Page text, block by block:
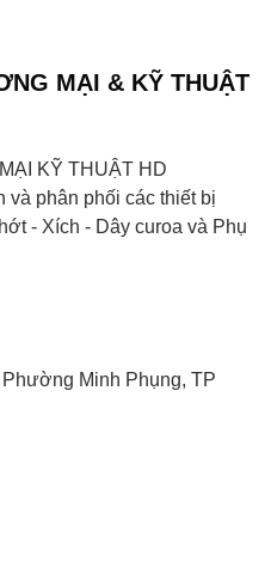
MẠI & KỸ THUẬT
KỸ THUẬT HD
và phân phối các thiết bị
- Xích - Dây curoa và Phụ
Minh Phụng, TP